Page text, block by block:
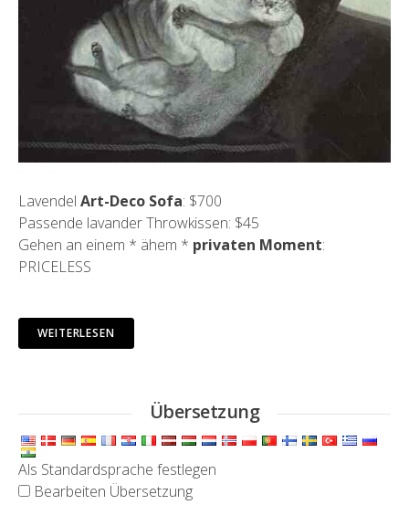
Lavendel Art-Deco Sofa: $700
Passende lavander Throwkissen: $45
Gehen an einem * ähem * privaten Moment:
PRICELESS
WEITERLESEN
Übersetzung
Als Standardsprache festlegen
Bearbeiten Übersetzung